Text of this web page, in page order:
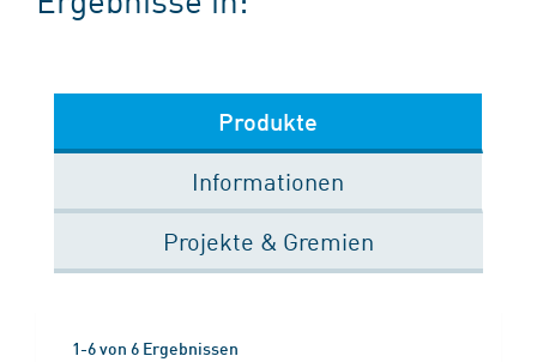
Produkte
Informationen
Projekte & Gremien
1-6 von 6 Ergebnissen